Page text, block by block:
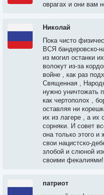
оврагах и они вам
Николай
Пока чисто
ВСЯ бандеровско-
из могил останки
волокут из-за
войне , как раз
Священная ,
нужно уничтожать
как чертополох ,
оставляя ни
их из лагере , а их
сорняки. И совет
она только этого и
свои нацистско-
злобой и слюной
своими фекалиями!
патриот